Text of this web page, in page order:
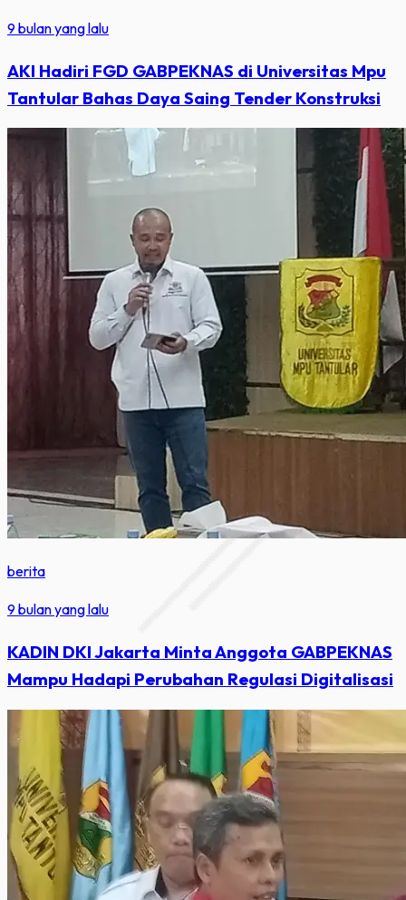
9 bulan yang lalu
AKI Hadiri FGD GABPEKNAS di Universitas Mpu
Tantular Bahas Daya Saing Tender Konstruksi
berita
9 bulan yang lalu
KADIN DKI Jakarta Minta Anggota GABPEKNAS
Mampu Hadapi Perubahan Regulasi Digitalisasi